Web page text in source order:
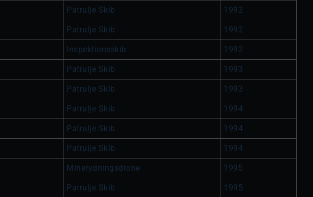
Patrulje Skib 1992
Patrulje Skib 1992
Inspektionsskib 1992
Patrulje Skib 1993
Patrulje Skib 1993
Patrulje Skib 1994
Patrulje Skib 1994
Patrulje Skib 1994
Minerydningsdrone 1995
Patrulje Skib 1995